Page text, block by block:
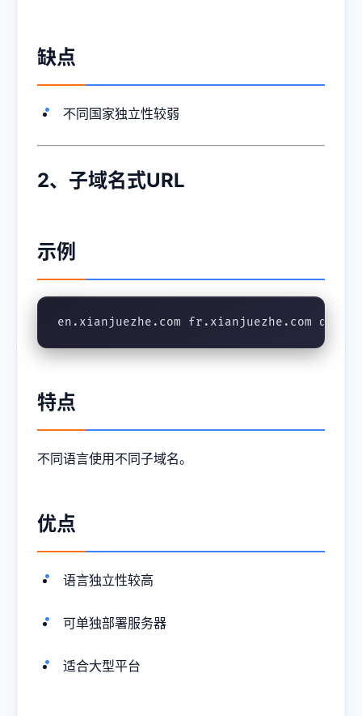
缺点
不同国家独立性较弱
2、子域名式URL
示例
en.xianjuezhe.com fr.xianjuezhe.com
特点
不同语言使用不同子域名。
优点
语言独立性较高
可单独部署服务器
适合大型平台